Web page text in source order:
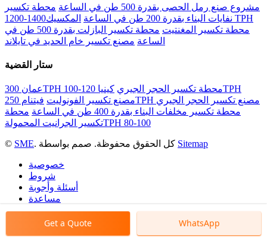
مشروع صنع رمل الحصى بقدرة 500 طن في الساعة
محطة تكسير
نفايات البناء بقدرة 200 طن في الساعة
المكسيك1400-1200 TPH
محطة تكسير المغنتيت
محطة تكسير البازلت بقدرة 500 طن في
الساعة مصنع تكسير خام الحديد في تايلاند
ستار القضية
عمان 300TPH محطة تكسير الحجر الجيري
كينيا 120-100TPH
مصنع تكسير الفونوليت
فيتنام 250TPH مصنع تكسير الحجر الجيري
محطة تكسير مخلفات البناء بقدرة 400 طن في الساعة
محطة
تكسير الجرانيت المحمولةTPH 80-100
© SME Sitemap
خصوصية
شروط
أسئلة وأجوبة
مساعدة
Get a Quote WhatsApp